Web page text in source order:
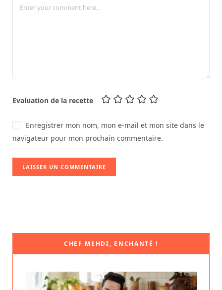
Evaluation de la recette
Enregistrer mon nom, mon e-mail et mon site dans le
navigateur pour mon prochain commentaire.
CHEF MEHDI, ENCHANTÉ !